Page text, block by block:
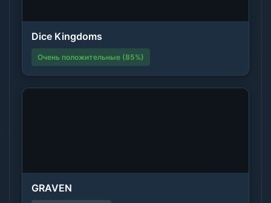
Dice Kingdoms
Очень положительные (85%)
GRAVEN